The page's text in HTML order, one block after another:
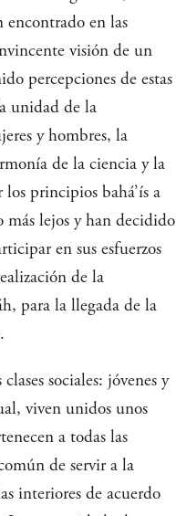
encontrado en las
visión de un
percepciones de estas
unidad de la
y hombres, la
de la ciencia y la
principios bahá’ís a
lejos y han decidido
en sus esfuerzos
de la
para la llegada de la
sociales: jóvenes y
viven unidos unos
a todas las
de servir a la
interiores de acuerdo